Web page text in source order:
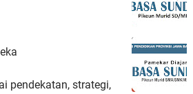
pendekatan, strategi,